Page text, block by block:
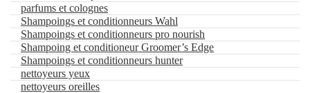
conditionneurs en gallon
conditionneurs en vaporisateurs
Conditionneurs petits formats
parfums et colognes
Shampoings et conditionneurs Wahl
Shampoings et conditionneurs pro nourish
Shampoing et conditioneur Groomer’s Edge
parfums et colognes
Shampoings et conditionneurs Wahl
Shampoings et conditionneurs pro nourish
Shampoing et conditioneur Groomer’s Edge
Shampoings et conditionneurs hunter
nettoyeurs yeux
nettoyeurs oreilles